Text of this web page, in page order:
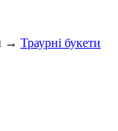
→ Траурні букети